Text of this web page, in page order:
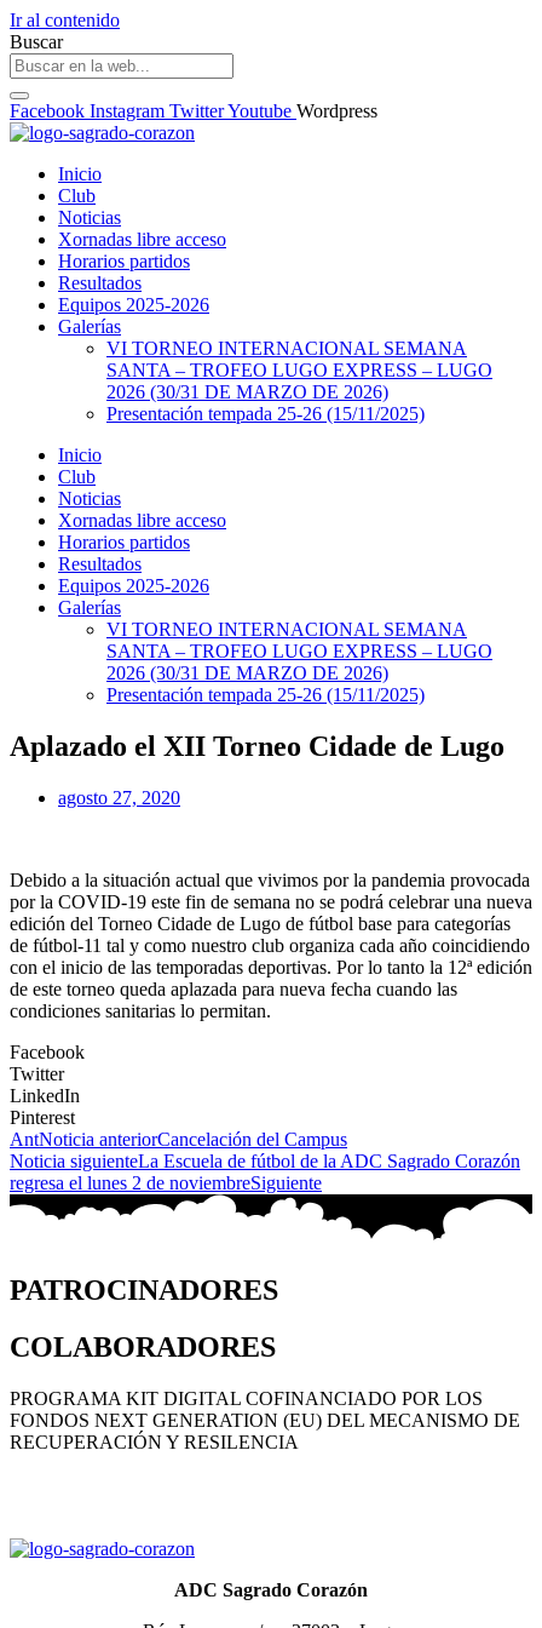
Ir al contenido
Buscar
Facebook Instagram TwitterYoutube Wordpress
Inicio
Club
Noticias
Xornadas libre acceso
Horarios partidos
Resultados
Equipos 2025-2026
Galerías
VI TORNEO INTERNACIONAL SEMANA
SANTA – TROFEO LUGO EXPRESS – LUGO
2026 (30/31 DE MARZO DE 2026)
Presentación tempada 25-26 (15/11/2025)
Inicio
Club
Noticias
Xornadas libre acceso
Horarios partidos
Resultados
Equipos 2025-2026
Galerías
VI TORNEO INTERNACIONAL SEMANA
SANTA – TROFEO LUGO EXPRESS – LUGO
2026 (30/31 DE MARZO DE 2026)
Presentación tempada 25-26 (15/11/2025)
Aplazado el XII Torneo Cidade de Lugo
agosto 27, 2020
Debido a la situación actual que vivimos por la pandemia provocada
por la COVID-19 este fin de semana no se podrá celebrar una nueva
edición del Torneo Cidade de Lugo de fútbol base para categorías
de fútbol-11 tal y como nuestro club organiza cada año coincidiendo
con el inicio de las temporadas deportivas. Por lo tanto la 12ª edición
de este torneo queda aplazada para nueva fecha cuando las
condiciones sanitarias lo permitan.
Facebook
Twitter
LinkedIn
Pinterest
AntNoticia anteriorCancelación del Campus
Noticia siguienteLa Escuela de fútbol de la ADC Sagrado Corazón
regresa el lunes 2 de noviembreSiguiente
PATROCINADORES
COLABORADORES
PROGRAMA KIT DIGITAL COFINANCIADO POR LOS
FONDOS NEXT GENERATION (EU) DEL MECANISMO DE
RECUPERACIÓN Y RESILENCIA
ADC Sagrado Corazón